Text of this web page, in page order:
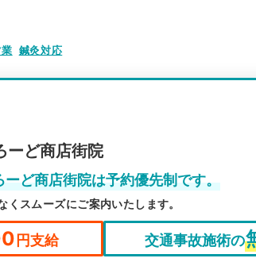
鍼灸対応
ーど商店街院
ど商店街院は予約優先制です。
スムーズにご案内いたします。
円支給 交通事故施術の